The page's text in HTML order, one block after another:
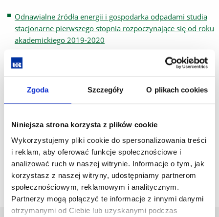
Zgoda Szczegóły O plikach cookies
Niniejsza strona korzysta z plików cookie
Wykorzystujemy pliki cookie do spersonalizowania treści
i reklam, aby oferować funkcje społecznościowe i
analizować ruch w naszej witrynie. Informacje o tym, jak
korzystasz z naszej witryny, udostępniamy partnerom
społecznościowym, reklamowym i analitycznym.
Partnerzy mogą połączyć te informacje z innymi danymi
otrzymanymi od Ciebie lub uzyskanymi podczas
Odnawialne źródła energii i gospodarka odpadami studia
stacjonarne pierwszego stopnia rozpoczynające się od roku
akademickiego 2019-2020
Odnawialne źródła energii i gospodarka odpadami studia
niestacjonarne pierwszego stopnia rozpoczynające się od
Odnawialne źródła energii i gospodarka odpadami studia
akademickiego 2019-2020
Odnawialne źródła energii i gospodarka odpadami studia
niestacjonarne drugiego stopnia rozpoczynające się od
roku akademickiego 2019-2020